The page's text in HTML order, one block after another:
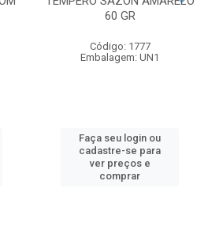
60 GR
Código: 1777
Embalagem: UN1
Faça seu login ou
cadastre-se para
ver preços e
comprar